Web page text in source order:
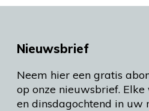
Nieuwsbrief
Neem hier een gratis
op onze nieuwsbrief.
en dinsdagochtend in uw